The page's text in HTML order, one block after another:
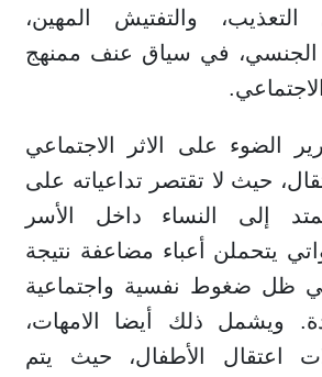
والتفتيش المهين،
الجنسي، في سياق عنف ممنهج
الضوء على الاثر الاجتماعي
حيث لا تقتصر تداعياته على
إلى النساء داخل الأسر
يتحملن أعباء مضاعفة نتيجة
ظل ضغوط نفسية واجتماعية
ويشمل ذلك أيضا الامهات،
اعتقال الأطفال، حيث يتم